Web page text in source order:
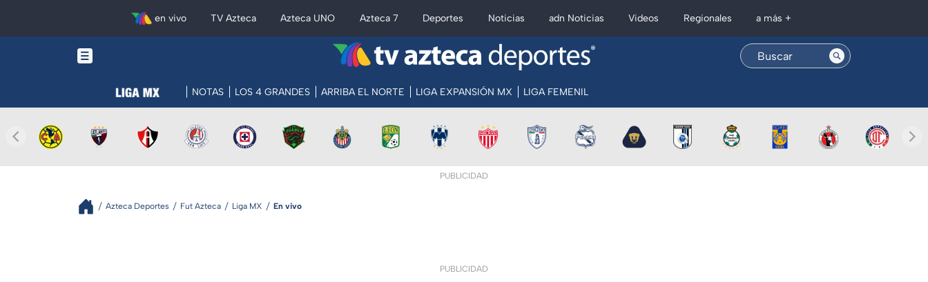
en vivo TV Azteca Azteca UNO Azteca 7 Deportes Noticias adn Noticias Videos Regionales a más +
NOTAS LOS 4 GRANDES ARRIBA EL NORTE LIGA EXPANSIÓN MX LIGA FEMENIL
PUBLICIDAD
Azteca Deportes Fut Azteca Liga MX En vivo
PUBLICIDAD